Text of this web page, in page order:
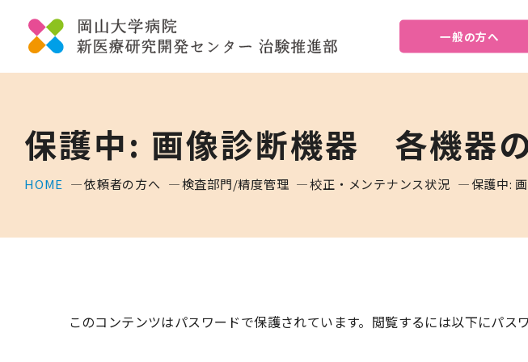
一般の方へ
保護中: 画像診断機器 各機器
HOME 依頼者の方へ 検査部門/精度管理 校正・メンテナンス状況 保護中:
このコンテンツはパスワードで保護されています。閲覧するには以下にパス